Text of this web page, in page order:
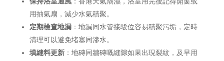
用抽氣扇，減少水氣積聚。
定期檢查地漏：地漏同水管接駁位容易積聚污垢，定時
清理可以避免堵塞同滲水。
填縫料更新：地磚同牆磚嘅縫隙如果出現裂紋，及早用